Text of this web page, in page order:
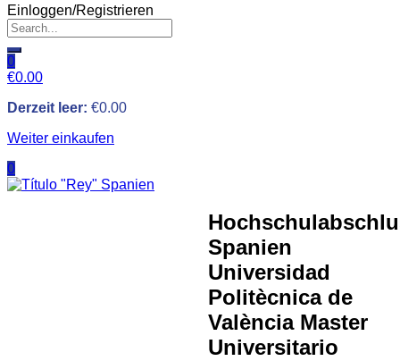
Einloggen/Registrieren
0
€0.00
Derzeit leer: €0.00
Weiter einkaufen
0
Spanien
Universidad
Politècnica de
València Master
Universitario